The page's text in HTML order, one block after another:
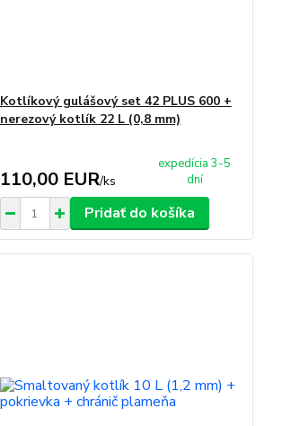
Kotlíkový gulášový set 42 PLUS 600 +
nerezový kotlík 22 L (0,8 mm)
110,00 EUR/ks
expedícia 3-5
dní
Pridať do košíka